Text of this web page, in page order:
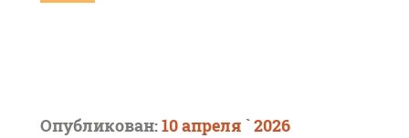
Опубликован:10 апреля ` 2026